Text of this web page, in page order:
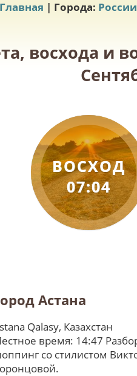
Главная | Города: России
восхода и
ВОСХОД
07:04
Астана
Qalasy, Казахстан
время: 14:47
со стилистом